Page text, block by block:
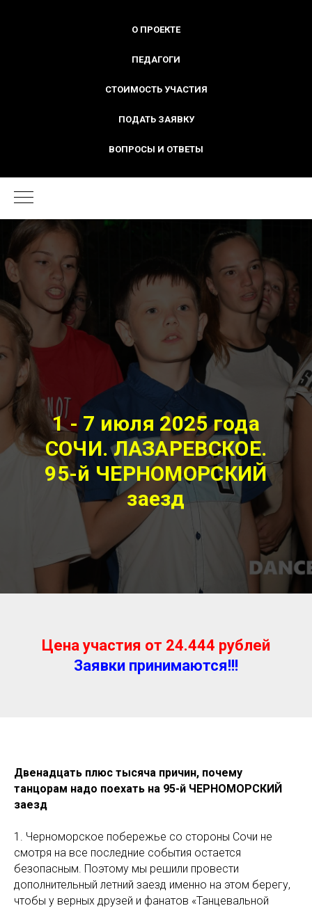
О ПРОЕКТЕ
ПЕДАГОГИ
СТОИМОСТЬ УЧАСТИЯ
ПОДАТЬ ЗАЯВКУ
ВОПРОСЫ И ОТВЕТЫ
1 - 7 июля 2025года
СОЧИ. ЛАЗАРЕВСКОЕ.
95-й ЧЕРНОМОРСКИЙ
заезд
Цена участия от 24.444 рублей
Заявки принимаются!!!
Двенадцать плюс тысяча причин, почему
танцорам надо поехать на 95-й ЧЕРНОМОРСКИЙ
заезд
1. Черноморское побережье со стороны Сочи не
смотря на все последние события остается
безопасным. Поэтому мы решили провести
дополнительный летний заезд именно на этом берегу,
чтобы у верных друзей и фанатов «Танцевальной